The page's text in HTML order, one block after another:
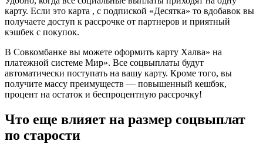
карту. Если это карта , с подпиской «Десятка» то вдобавок вы
получаете доступ к рассрочке от партнеров и приятный
кэшбек с покупок.
В Совкомбанке вы можете оформить карту Халва» на
платежной системе Мир». Все соцвыплаты будут
автоматически поступать на вашу карту. Кроме того, вы
получите массу преимуществ — повышенный кешбэк,
процент на остаток и беспроцентную рассрочку!
Что еще влияет на размер соцвыплат
по старости